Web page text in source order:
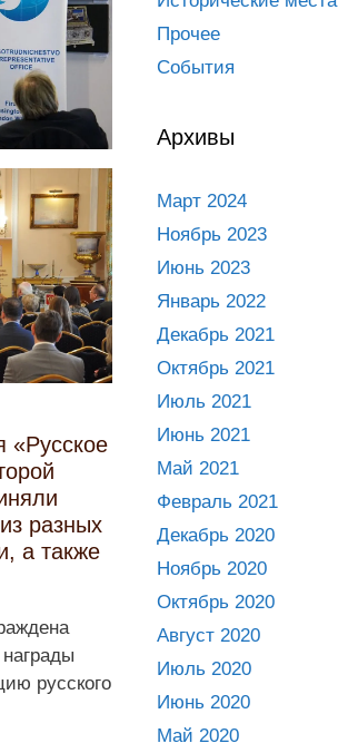
«Русское
разных
а также
русского
Прочее
События
Архивы
Март 2024
Ноябрь 2023
Июнь 2023
Январь 2022
Декабрь 2021
Октябрь 2021
Июль 2021
Июнь 2021
Май 2021
Февраль 2021
Декабрь 2020
Ноябрь 2020
Октябрь 2020
Август 2020
Июль 2020
Июнь 2020
Май 2020